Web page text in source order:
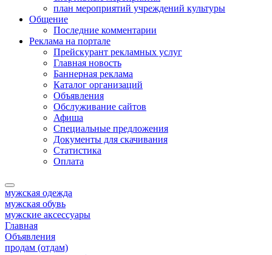
план мероприятий учреждений культуры
Общение
Последние комментарии
Реклама на портале
Прейскурант рекламных услуг
Главная новость
Баннерная реклама
Каталог организаций
Объявления
Обслуживание сайтов
Афиша
Специальные предложения
Документы для скачивания
Статистика
Оплата
мужская одежда
мужская обувь
мужские аксессуары
Главная
Объявления
продам (отдам)